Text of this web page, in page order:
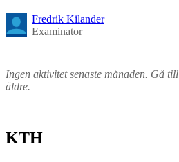
Fredrik Kilander
Examinator
Ingen aktivitet senaste månaden. Gå till
äldre.
KTH